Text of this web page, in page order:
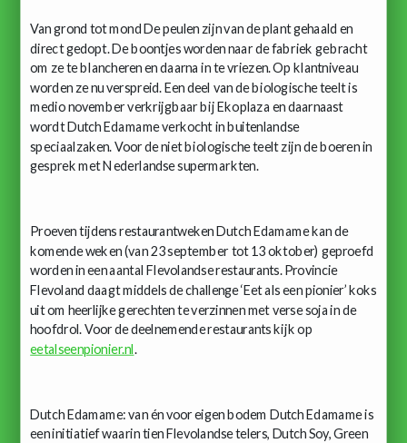
Van grond tot mond De peulen zijn van de plant gehaald en
direct gedopt. De boontjes worden naar de fabriek gebracht
om ze te blancheren en daarna in te vriezen. Op klantniveau
worden ze nu verspreid. Een deel van de biologische teelt is
medio november verkrijgbaar bij Ekoplaza en daarnaast
wordt Dutch Edamame verkocht in buitenlandse
speciaalzaken. Voor de niet biologische teelt zijn de boeren in
gesprek met Nederlandse supermarkten.
Proeven tijdens restaurantweken Dutch Edamame kan de
komende weken (van 23 september tot 13 oktober) geproefd
worden in een aantal Flevolandse restaurants. Provincie
Flevoland daagt middels de challenge ‘Eet als een pionier’ koks
uit om heerlijke gerechten te verzinnen met verse soja in de
hoofdrol. Voor de deelnemende restaurants kijk op
eetalseenpionier.nl.
Dutch Edamame: van én voor eigen bodem Dutch Edamame is
een initiatief waarin tien Flevolandse telers, Dutch Soy, Green